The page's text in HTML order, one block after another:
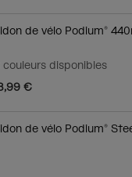
de vélo Podium®
couleurs disponibles
€
de vélo Podium®